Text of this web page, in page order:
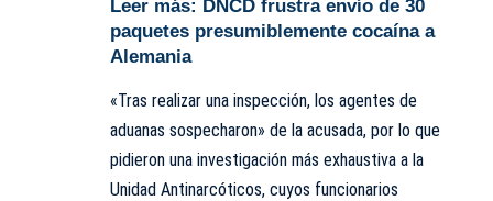
Leer más: DNCD frustra envío de 30
paquetes presumiblemente cocaína a
Alemania
«Tras realizar una inspección, los agentes de
aduanas sospecharon» de la acusada, por lo que
pidieron una investigación más exhaustiva a la
Unidad Antinarcóticos, cuyos funcionarios